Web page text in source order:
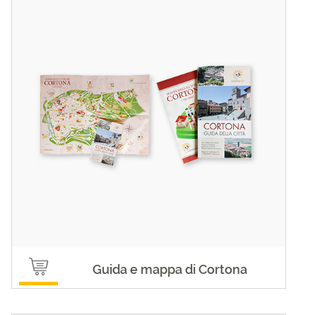
Guida e mappa di Cortona